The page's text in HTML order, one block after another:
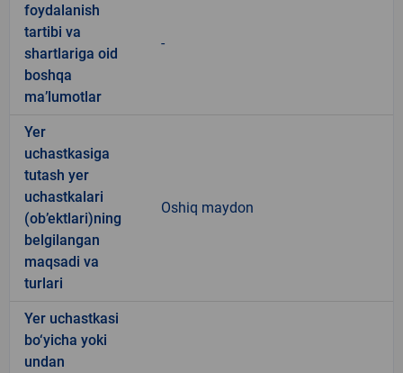
foydalanish
tartibi va
shartlariga oid
boshqa
ma’lumotlar
-
Yer
uchastkasiga
tutash yer
uchastkalari
(ob’ektlari)ning
belgilangan
maqsadi va
turlari
Oshiq maydon
Yer uchastkasi
bo‘yicha yoki
undan